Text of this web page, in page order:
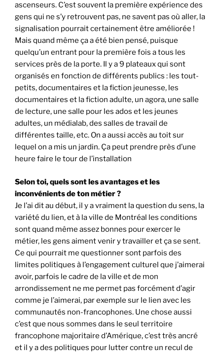
ascenseurs. C’est souvent la première expérience des
gens qui ne s’y retrouvent pas, ne savent pas où aller, la
signalisation pourrait certainement être améliorée !
Mais quand même ça a été bien pensé, puisque
quelqu’un entrant pour la première fois a tous les
services près de la porte. Il y a 9 plateaux qui sont
organisés en fonction de différents publics : les tout-
petits, documentaires et la fiction jeunesse, les
documentaires et la fiction adulte, un agora, une salle
de lecture, une salle pour les ados et les jeunes
adultes, un médialab, des salles de travail de
différentes taille, etc. On a aussi accès au toit sur
lequel on a mis un jardin. Ça peut prendre près d’une
heure faire le tour de l’installation
Selon toi, quels sont les avantages et les
inconvénients de ton métier ?
Je l’ai dit au début, il y a vraiment la question du sens, la
variété du lien, et à la ville de Montréal les conditions
sont quand même assez bonnes pour exercer le
métier, les gens aiment venir y travailler et ça se sent.
Ce qui pourrait me questionner sont parfois des
limites politiques à l’engagement culturel que j’aimerai
avoir, parfois le cadre de la ville et de mon
arrondissement ne me permet pas forcément d’agir
comme je l’aimerai, par exemple sur le lien avec les
communautés non-francophones. Une chose aussi
c’est que nous sommes dans le seul territoire
francophone majoritaire d’Amérique, c’est très ancré
et il y a des politiques pour lutter contre un recul de